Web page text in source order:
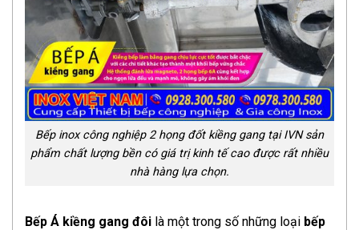
Bếp inox công nghiệp 2 họng đốt kiềng gang tại IVN sản
phẩm chất lượng bền có giá trị kinh tế cao được rất nhiều
nhà hàng lựa chọn.
Bếp Á kiềng gang đôi là một trong số những loại bếp